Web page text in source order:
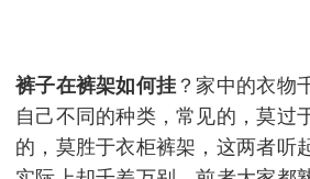
裤子在裤架如何挂 ？家中的衣物
自己不同的种类，常见的，莫过
的，莫胜于衣柜裤架，这两者听